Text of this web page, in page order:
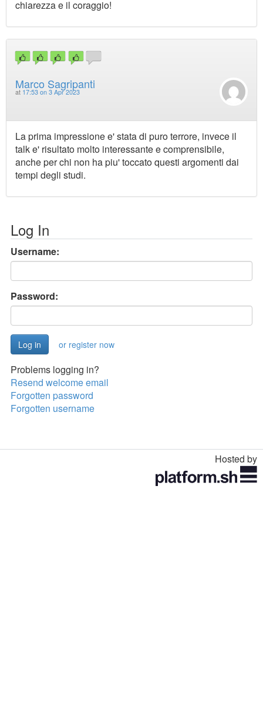
chiarezza e il coraggio!
Marco Sagripanti
at 17:53 on 3 Apr 2023
La prima impressione e' stata di puro terrore, invece il
talk e' risultato molto interessante e comprensibile,
anche per chi non ha piu' toccato questi argomenti dai
tempi degli studi.
Log In
Username:
Password:
or register now
Problems logging in?
Resend welcome email
Forgotten password
Forgotten username
Hosted by